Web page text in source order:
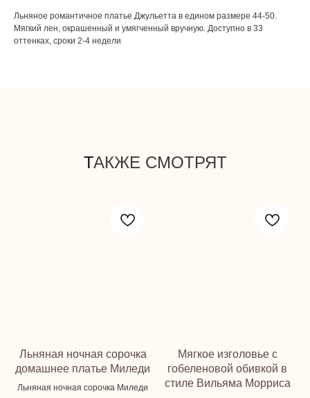
Льняное романтичное платье Джульетта в едином размере 44-50.
Мягкий лен, окрашенный и умягченный вручную. Доступно в 33
оттенках, сроки 2-4 недели
ТАКЖЕ СМОТРЯТ
Льняная ночная сорочка
домашнее платье Миледи
Льняная ночная сорочка Миледи
Мягкое изголовье с
гобеленовой обивкой в
стиле Вильяма Морриса